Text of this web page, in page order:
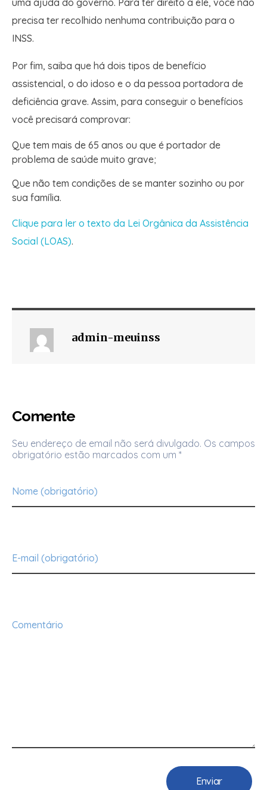
uma ajuda do governo. Para ter direito a ele, você não
precisa ter recolhido nenhuma contribuição para o
INSS.
Por fim, saiba que há dois tipos de benefício
assistencial, o do idoso e o da pessoa portadora de
deficiência grave. Assim, para conseguir o benefícios
você precisará comprovar:
Que tem mais de 65 anos ou que é portador de
problema de saúde muito grave;
Que não tem condições de se manter sozinho ou por
sua família.
Clique para ler o texto da Lei Orgânica da Assistência
Social (LOAS).
admin-meuinss
Comente
Seu endereço de email não será divulgado. Os campos
obrigatório estão marcados com um *
Nome (obrigatório)
E-mail (obrigatório)
Comentário